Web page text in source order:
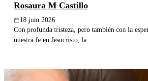
Rosaura M Castillo
18 juin 2026
Con profunda tristeza, pero también con la
nuestra fe en Jesucristo, la...